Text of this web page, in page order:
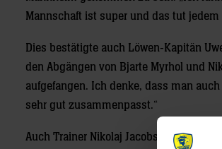
Mannschaft ist super und das tut
Dies bestätigte auch Löwen-Kapitän
den Abgängen von Bjarte Myrhol und
aufgefangen. Ich denke, dass man
sehr gut zusammenpasst.“
Auch Trainer Nikolaj Jacobsen zeigte